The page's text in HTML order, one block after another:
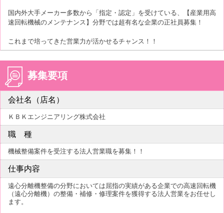
国内外大手メーカー多数から「指定・認定」を受けている、【産業用高
速回転機械のメンテナンス】分野では超有名な企業の正社員募集！
これまで培ってきた営業力が活かせるチャンス！！
募集要項
会社名（店名）
ＫＢＫエンジニアリング株式会社
職 種
機械整備案件を受注する法人営業職を募集！！
仕事内容
遠心分離機整備の分野においては屈指の実績がある企業での高速回転機
（遠心分離機）の整備・補修・修理案件を獲得する法人営業をお任せし
ます。